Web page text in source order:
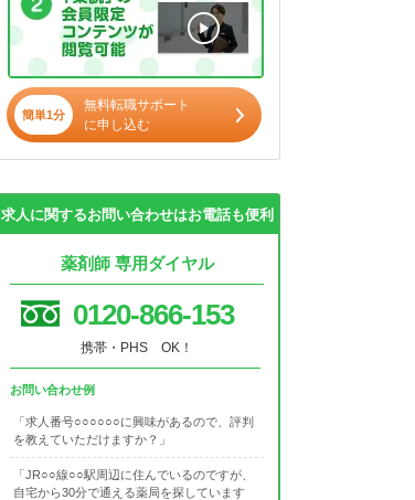
簡単1分
無料転職サポート
に申し込む
求人に関するお問い合わせはお電話も便利
薬剤師 専用ダイヤル
0120-866-153
携帯・PHS OK！
お問い合わせ例
「求人番号○○○○○○に興味があるので、評判
を教えていただけますか？」
「JR○○線○○駅周辺に住んでいるのですが、
自宅から30分で通える薬局を探しています